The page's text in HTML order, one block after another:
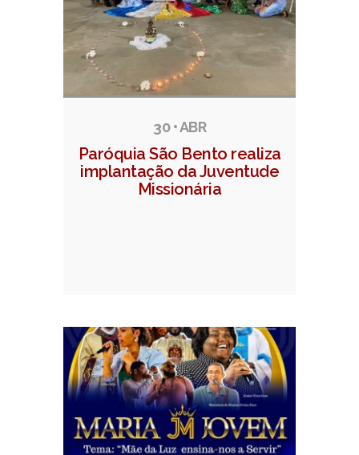
30 • ABR
Paróquia São Bento realiza
implantação da Juventude
Missionária